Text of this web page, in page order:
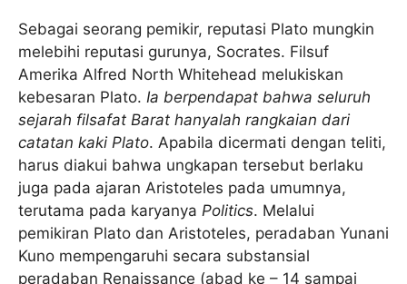
Sebagai seorang pemikir, reputasi Plato mungkin
melebihi reputasi gurunya, Socrates. Filsuf
Amerika Alfred North Whitehead melukiskan
kebesaran Plato. Ia berpendapat bahwa seluruh
sejarah filsafat Barat hanyalah rangkaian dari
catatan kaki Plato. Apabila dicermati dengan teliti,
harus diakui bahwa ungkapan tersebut berlaku
juga pada ajaran Aristoteles pada umumnya,
terutama pada karyanya Politics. Melalui
pemikiran Plato dan Aristoteles, peradaban Yunani
Kuno mempengaruhi secara substansial
peradaban Renaissance (abad ke – 14 sampai